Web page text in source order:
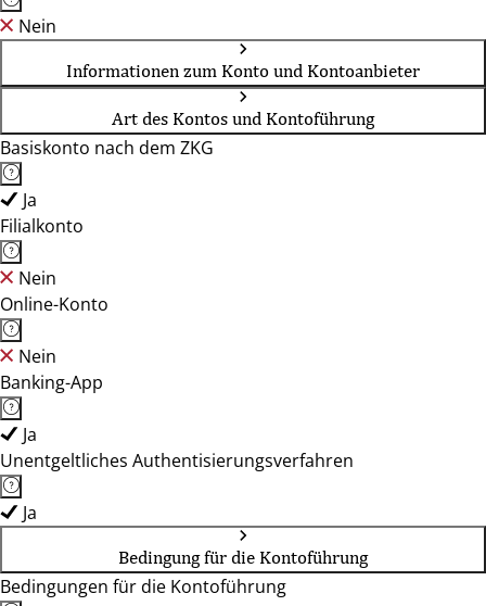
Nein
Informationen zum Konto und Kontoanbieter
Art des Kontos und Kontoführung
Basiskonto nach dem ZKG
Ja
Filialkonto
Nein
Online-Konto
Nein
Banking-App
Ja
Unentgeltliches Authentisierungsverfahren
Ja
Bedingung für die Kontoführung
Bedingungen für die Kontoführung